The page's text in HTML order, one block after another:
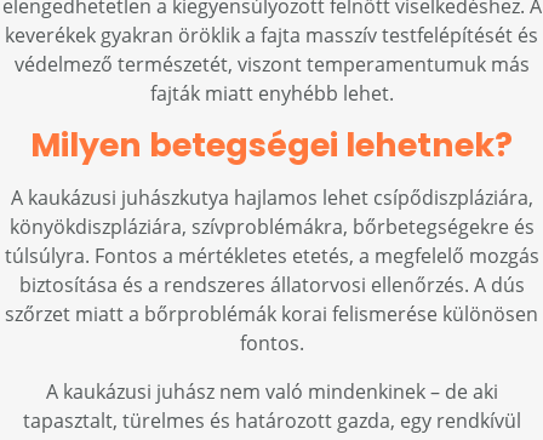
elengedhetetlen a kiegyensúlyozott felnőtt viselkedéshez. A
keverékek gyakran öröklik a fajta masszív testfelépítését és
védelmező természetét, viszont temperamentumuk más
fajták miatt enyhébb lehet.
Milyen betegségei lehetnek?
A kaukázusi juhászkutya hajlamos lehet csípődiszpláziára,
könyökdiszpláziára, szívproblémákra, bőrbetegségekre és
túlsúlyra. Fontos a mértékletes etetés, a megfelelő mozgás
biztosítása és a rendszeres állatorvosi ellenőrzés. A dús
szőrzet miatt a bőrproblémák korai felismerése különösen
fontos.
A kaukázusi juhász nem való mindenkinek – de aki
tapasztalt, türelmes és határozott gazda, egy rendkívül